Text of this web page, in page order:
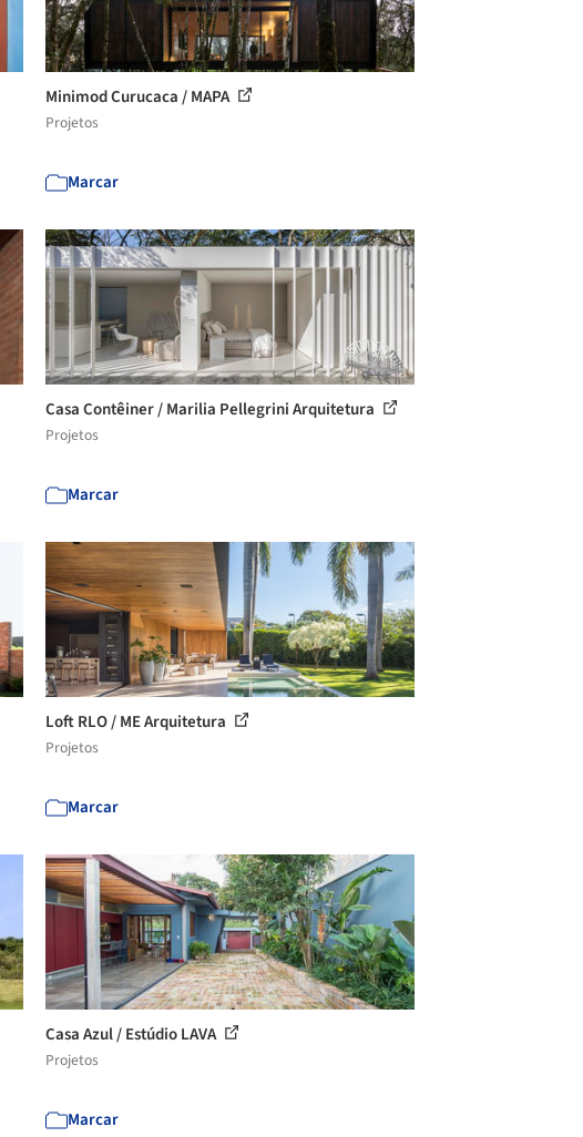
Minimod Curucaca / MAPA
Projetos
Marcar
Casa Contêiner / Marilia Pellegrini Arquitetura
Projetos
Marcar
Loft RLO / ME Arquitetura
Projetos
Marcar
Casa Azul / Estúdio LAVA
Projetos
Marcar